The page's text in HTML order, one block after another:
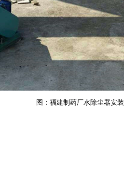
图： 福建制药厂水除尘器安装